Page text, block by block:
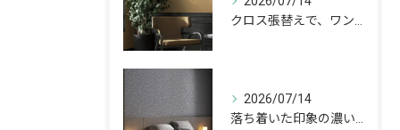
2026/07/14